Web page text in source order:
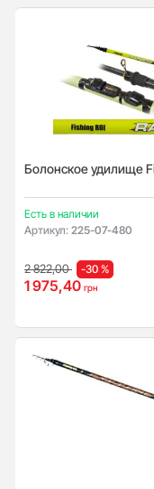
Болонское удилище
Есть в наличии
Артикул: 225-07-480
2 822,00 -30 %
1 975,40 грн